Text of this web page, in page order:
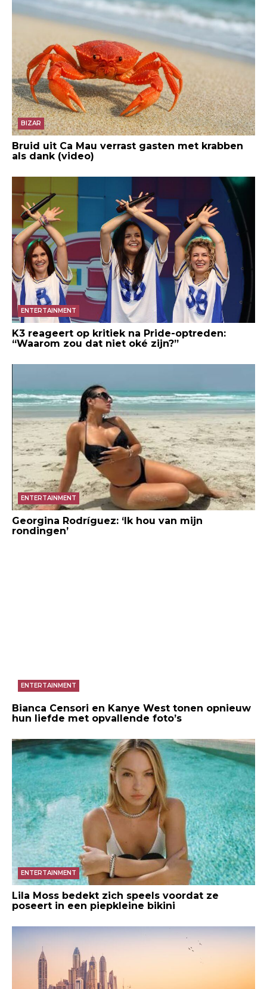
BIZAR
Bruid uit Ca Mau verrast gasten met krabben
als dank (video)
ENTERTAINMENT
K3 reageert op kritiek na Pride-optreden:
“Waarom zou dat niet oké zijn?”
ENTERTAINMENT
Georgina Rodríguez: ‘Ik hou van mijn
rondingen’
ENTERTAINMENT
Bianca Censori en Kanye West tonen opnieuw
hun liefde met opvallende foto’s
ENTERTAINMENT
Lila Moss bedekt zich speels voordat ze
poseert in een piepkleine bikini